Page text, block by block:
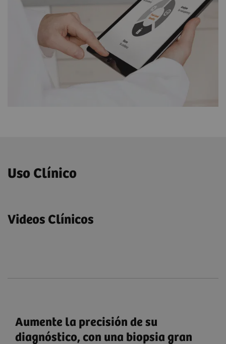
Uso Clínico
Videos Clínicos
Aumente la precisión de su
diagnóstico, con una biopsia gran